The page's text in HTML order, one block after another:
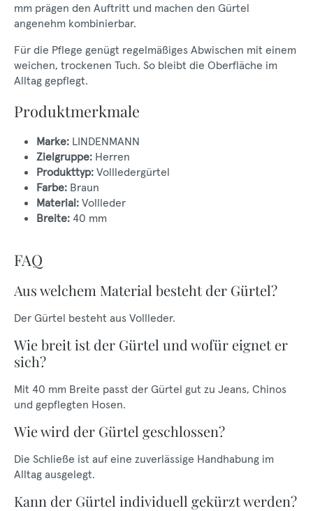
mm prägen den Auftritt und machen den Gürtel
angenehm kombinierbar.
Für die Pflege genügt regelmäßiges Abwischen mit einem
weichen, trockenen Tuch. So bleibt die Oberfläche im
Alltag gepflegt.
Produktmerkmale
Marke: LINDENMANN
Zielgruppe: Herren
Produkttyp: Vollledergürtel
Farbe: Braun
Material: Vollleder
Breite: 40 mm
FAQ
Aus welchem Material besteht der Gürtel?
Der Gürtel besteht aus Vollleder.
Wie breit ist der Gürtel und wofür eignet er
sich?
Mit 40 mm Breite passt der Gürtel gut zu Jeans, Chinos
und gepflegten Hosen.
Wie wird der Gürtel geschlossen?
Die Schließe ist auf eine zuverlässige Handhabung im
Alltag ausgelegt.
Kann der Gürtel individuell gekürzt werden?